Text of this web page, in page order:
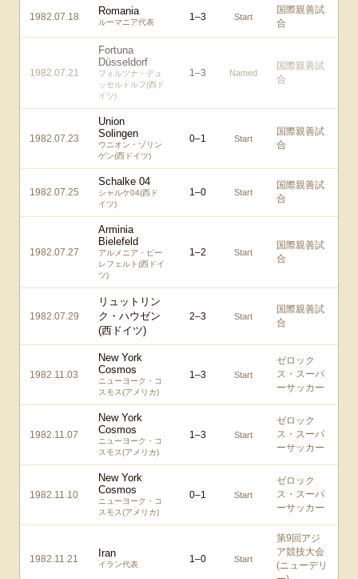
1982.07.18 Romania
ルーマニア代表 1–3 Start
国際親善試
合
1982.07.21
Fortuna
Düsseldorf
フォルツナ・デュ
ッセルドルフ(西ド
イツ)
1–3 Named
国際親善試
合
1982.07.23
Union
Solingen
ウニオン・ゾリン
ゲン(西ドイツ)
0–1 Start
国際親善試
合
1982.07.25
Schalke 04
シャルケ04(西ド
イツ)
1–0 Start
国際親善試
合
1982.07.27
Arminia
Bielefeld
アルメニア・ビー
レフェルト(西ドイ
ツ)
1–2 Start
国際親善試
合
1982.07.29
リュットリン
ク・ハウゼン
(西ドイツ)
2–3 Start
国際親善試
合
1982.11.03
New York
Cosmos
ニューヨーク・コ
スモス(アメリカ)
1–3 Start
ゼロック
ス・スーパ
ーサッカー
1982.11.07
New York
Cosmos
ニューヨーク・コ
スモス(アメリカ)
1–3 Start
ゼロック
ス・スーパ
ーサッカー
1982.11.10
New York
Cosmos
ニューヨーク・コ
スモス(アメリカ)
0–1 Start
ゼロック
ス・スーパ
ーサッカー
1982.11.21 Iran
イラン代表 1–0 Start
第9回アジ
ア競技大会
(ニューデリ